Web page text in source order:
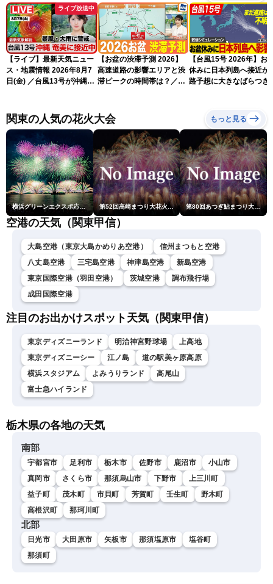
ライブ放送中
【ライブ】最新天気ニュー
ス・地震情報 2026年8月7
日(金) ／台風13号が沖縄・
ュースLiVEイブニング・小
川千奈／内藤邦裕〉
【お盆の渋滞予測 2026】
高速道路の影響エリアと渋
滞ピークの時間帯は？／
【台風15号 2026年】お
休みに日本列島へ接近か
路予想に大きなばらつき
関東の人気の花火大会 もっと見る
横浜グリーンエクスポ応援 みなとみらいフェスティバル「スカイシンフォニーinヨコハマ presented byコロワイド」 第52回高崎まつり大花火大会 第80回あつぎ鮎まつり大花火大会
空港の天気（関東甲信）
大島空港（東京大島かめりあ空港）
信州まつもと空港
八丈島空港
三宅島空港 神津島空港
新島空港
東京国際空港（羽田空港）
茨城空港
調布飛行場
成田国際空港
注目のお出かけスポット天気（関東甲信）
東京ディズニーランド 明治神宮野球場
上高地
東京ディズニーシー
江ノ島
道の駅美ヶ原高原
横浜スタジアム
よみうりランド
高尾山
富士急ハイランド
栃木県の各地の天気
南部
宇都宮市 足利市 栃木市 佐野市 鹿沼市
小山市
真岡市
さくら市 那須烏山市 下野市
上三川町
益子町
茂木町 市貝町 芳賀町 壬生町
野木町
高根沢町
那珂川町
北部
日光市 大田原市 矢板市 那須塩原市
塩谷町
那須町